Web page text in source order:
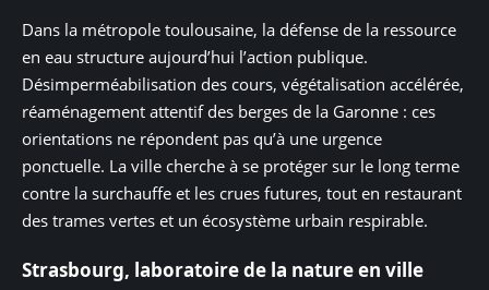
Dans la métropole toulousaine, la défense de la ressource
en eau structure aujourd’hui l’action publique.
Désimperméabilisation des cours, végétalisation accélérée,
réaménagement attentif des berges de la Garonne : ces
orientations ne répondent pas qu’à une urgence
ponctuelle. La ville cherche à se protéger sur le long terme
contre la surchauffe et les crues futures, tout en restaurant
des trames vertes et un écosystème urbain respirable.
Strasbourg, laboratoire de la nature en ville